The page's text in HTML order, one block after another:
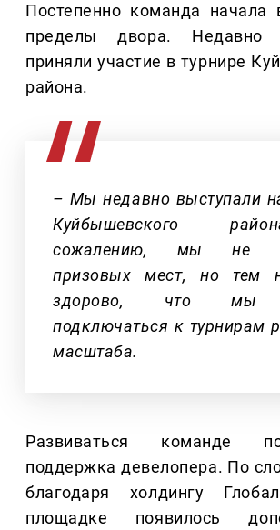
Постепенно команда начала
пределы двора. Недавно
приняли участие в турнире
района.
– Мы недавно выступали
Куйбышевского
сожалению, мы не
призовых мест, но тем
здорово, что мы
подключаться к турнирам
масштаба.
Развиваться команде
поддержка девелопера. По
благодаря холдингу
площадке появилось